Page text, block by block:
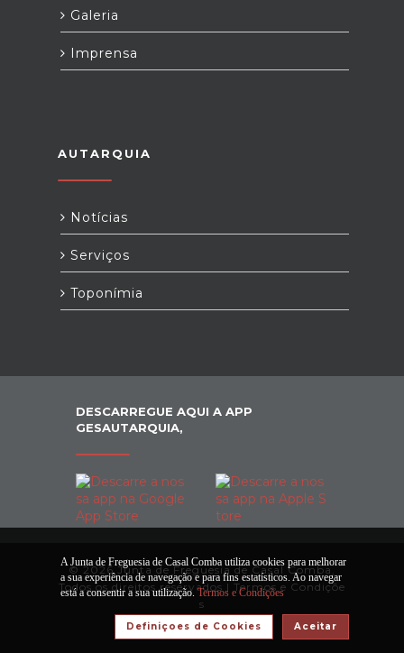
Galeria
Imprensa
AUTARQUIA
Notícias
Serviços
Toponímia
DESCARREGUE AQUI A APP
GESAUTARQUIA,
© 2026 Junta de Freguesia de Casal Comba.
Todos os direitos reservados | Termos e Condiçõe
s
A Junta de Freguesia de Casal Comba utiliza cookies para melhorar
a sua experiência de navegação e para fins estatísticos. Ao navegar
está a consentir a sua utilização.Termos e Condições
Aceitar
Definiçoes de Cookies